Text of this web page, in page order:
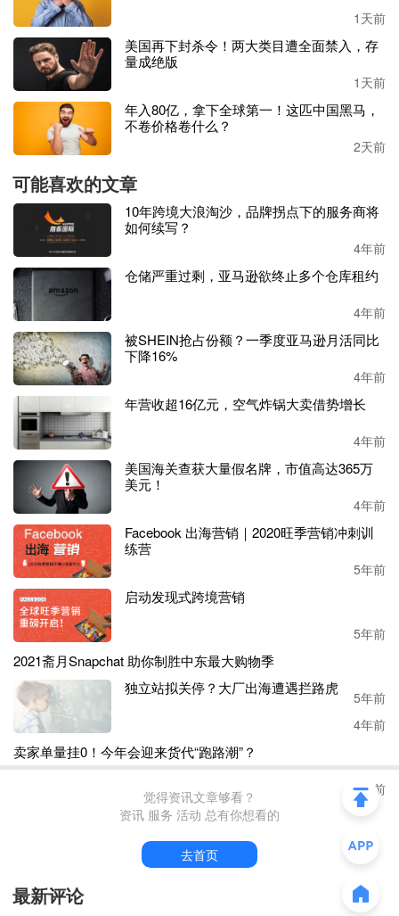
超过了电商。
2021年 线下零售支出的增速快于电商的影响，电商在零售
总额中的市场份额保持不变。
率在零售业中所占的百分比有所下降，但净电商支出仍高于
前的趋势线。
美国消费者网购热门品类分析
电商的总体规模不断扩大，是靠其中一个个商品品类的增长
构成的，调查显示，杂货、服装和电子产品是美国人网购的
热门品类。
其中杂货品类是美国电商品类中变化最大的。调查显示，20
21年美国消费者网购杂货增长7.2%，至
商快速增长的2020年，杂货网购数据翻了一番。
据Adobe经过对超 1万亿次访问
计今年杂货支出将超过
与杂货相比，服装电商行业仅
亿美元，比2020年增长8%。
网购的增
长幅度会更小，最高约为1300亿美元。
远超杂货和服装的网购品类是电子产品，电子产品一直是网
购的重点品类，它
占美国所有网购总 支出的18%， 美国去年
在电子产品上的
网购支出约为1650亿美元，比202 0年增长了
8%。
据报告显示，美国消费者疫情之后平均每月在电子产品上花
费136亿美元，高于
事实证明，疫情对于电商的影响，逐步下降，电商正在变成
一个独立的零售类别，影响着消费者，随着电商网站的完
善，消费者逐渐开始将线下商店购买的产品转移到网上购
买。
1天前
美国再下封杀令！两大类目遭全面禁入，存
量成绝版
1天前
年入80亿，拿下全球第一！这匹中国黑马，
不卷价格卷什么？
2天前
可能喜欢的文章
10年跨境大浪淘沙，品牌拐点下的服务商将
如何续写？
4年前
仓储严重过剩，亚马逊欲终止多个仓库租约
4年前
被SHEIN抢占份额？一季度亚马逊月活同比
下降16%
4年前
年营收超16亿元，空气炸锅大卖借势增长
4年前
美国海关查获大量假名牌，市值高达365万
美元！
4年前
Facebook 出海营销｜2020旺季营销冲刺训
练营
5年前
启动发现式跨境营销
5年前
2021斋月Snapchat 助你制胜中东最大购物季
5年前
卖家单量挂0！今年会迎来货代“跑路潮”？
资讯 服务 活动 总有你想看的